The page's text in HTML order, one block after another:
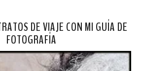
DE VIAJE CON MI GUÍA DE
FOTOGRAFÍA